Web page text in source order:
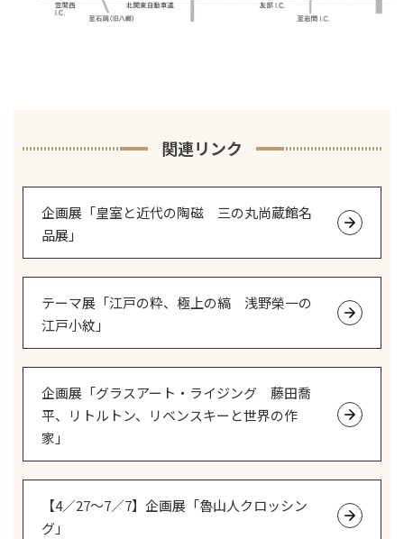
関連リンク
企画展「皇室と近代の陶磁 三の丸尚蔵館名
品展」
テーマ展「江戸の粋、極上の縞 浅野榮一の
江戸小紋」
企画展「グラスアート・ライジング 藤田喬
平、リトルトン、リベンスキーと世界の作
家」
【4／27～7／7】企画展「魯山人クロッシン
グ」